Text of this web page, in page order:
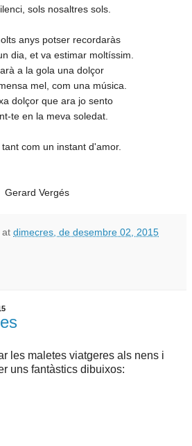
sols nosaltres sols.
anys potser recordaràs
dia, et va estimar moltíssim.
a la gola una dolçor
mel, com una música.
dolçor que ara jo sento
te en la meva soledat.
com un instant d'amor.
Gerard Vergés
at dimecres, de desembre 02, 2015
les maletes viatgeres als nens i
uns fantàstics dibuixos: